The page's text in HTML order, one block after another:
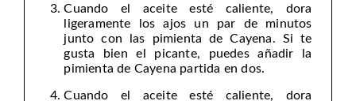
Cuando el aceite esté caliente, dora
ligeramente los ajos un par de minutos
junto con las pimienta de Cayena. Si te
gusta bien el picante, puedes añadir la
pimienta de Cayena partida en dos.
Cuando el aceite esté caliente, dora